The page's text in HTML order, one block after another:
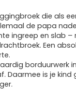
die als
de papa
ingreep en slab –
Een
borduurwerk
Daarmee is je